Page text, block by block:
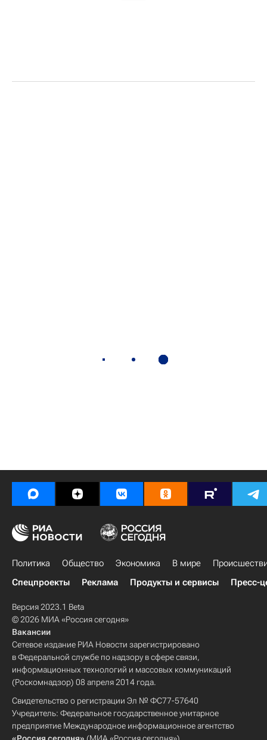
Политика Общество Экономика В мире
Спецпроекты
Реклама Продукты и сервисы Пресс-
Версия 2023.1 Beta
© 2026 МИА «Россия сегодня»
Вакансии
Сетевое издание РИА Новости зарегистрировано
в Федеральной службе по надзору в сфере связи,
информационных технологий и массовых коммуникаций
(Роскомнадзор) 08 апреля 2014 года.
Свидетельство о регистрации Эл № ФС77-57640
Учредитель: Федеральное государственное унитарное
предприятие Международное информационное агентство